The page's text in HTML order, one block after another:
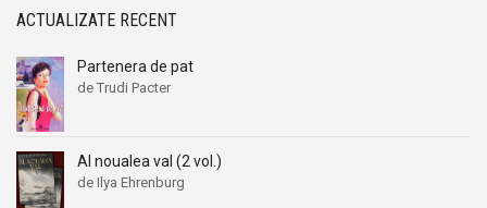
ACTUALIZATE RECENT
Partenera de pat
de Trudi Pacter
Al noualea val (2 vol.)
de Ilya Ehrenburg